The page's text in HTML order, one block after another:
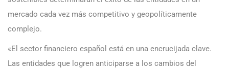
mercado cada vez más competitivo y geopolíticamente
complejo.
«El sector financiero español está en una encrucijada clave.
Las entidades que logren anticiparse a los cambios del